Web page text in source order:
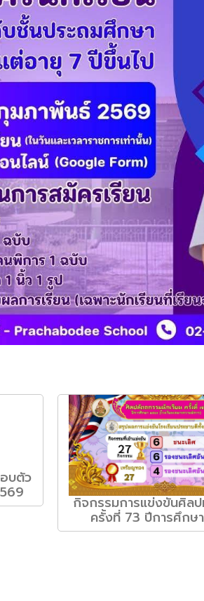
บตัว
กิจกรรมการแข่งขันศิล
ครั้งที่ 73 ปีการศึกษ